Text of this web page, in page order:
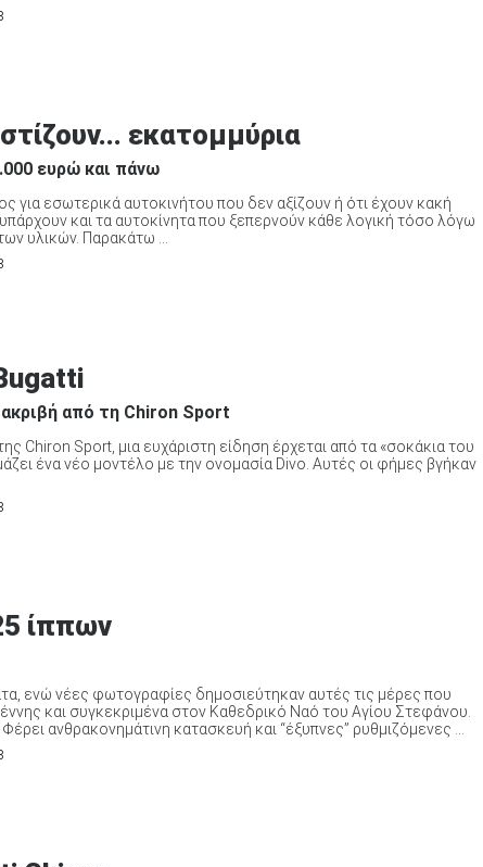
εκατομμύρια
ευρώ και πάνω
για εσωτερικά αυτοκινήτου που δεν αξίζουν ή ότι έχουν κακή
και τα αυτοκίνητα που ξεπερνούν κάθε λογική τόσο λόγω
υλικών. Παρακάτω ...
ακριβή από τη Chiron Sport
Chiron Sport, μια ευχάριστη είδηση έρχεται από τα «σοκάκια του
ένα νέο μοντέλο με την ονομασία Divo. Αυτές οι φήμες βγήκαν
ίππων
ενώ νέες φωτογραφίες δημοσιεύτηκαν αυτές τις μέρες που
και συγκεκριμένα στον Καθεδρικό Ναό του Αγίου Στεφάνου.
ανθρακονημάτινη κατασκευή και “έξυπνες” ρυθμιζόμενες ...